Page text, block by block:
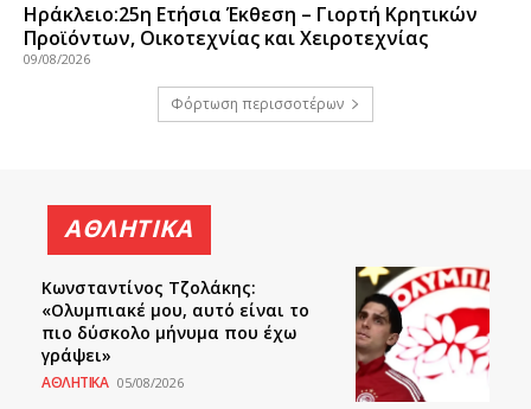
Ηράκλειο:25η Ετήσια Έκθεση – Γιορτή Κρητικών
Προϊόντων, Οικοτεχνίας και Χειροτεχνίας
09/08/2026
Φόρτωση περισσοτέρων
ΑΘΛΗΤΙΚΑ
Κωνσταντίνος Τζολάκης:
«Ολυμπιακέ μου, αυτό είναι το
πιο δύσκολο μήνυμα που έχω
γράψει»
ΑΘΛΗΤΙΚΑ 05/08/2026